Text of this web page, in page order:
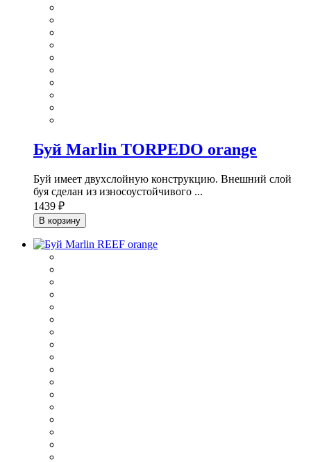
Буй Marlin TORPEDO orange
Буй имеет двухслойную конструкцию. Внешний слой
буя сделан из износоустойчивого ...
1439 ₽
В корзину